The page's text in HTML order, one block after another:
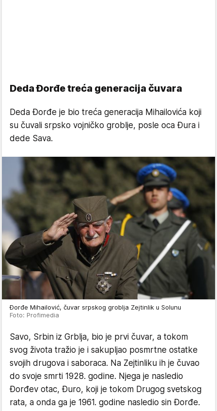
Deda Đorđe treća generacija čuvara
Deda Đorđe je bio treća generacija Mihailovića koji
su čuvali srpsko vojničko groblje, posle oca Đura i
dede Sava.
Đorđe Mihailović, čuvar srpskog groblja Zejtinlik u Solunu
Foto: Profimedia
Savo, Srbin iz Grblja, bio je prvi čuvar, a tokom
svog života tražio je i sakupljao posmrtne ostatke
svojih drugova i saboraca. Na Zejtinliku ih je čuvao
do svoje smrti 1928. godine. Njega je nasledio
Đorđev otac, Đuro, koji je tokom Drugog svetskog
rata, a onda ga je 1961. godine nasledio sin Đorđe.